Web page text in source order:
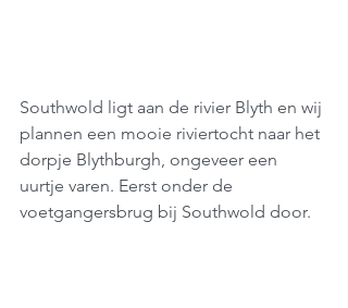
Southwold ligt aan de rivier Blyth en wij
plannen een mooie riviertocht naar het
dorpje Blythburgh, ongeveer een
uurtje varen. Eerst onder de
voetgangersbrug bij Southwold door.